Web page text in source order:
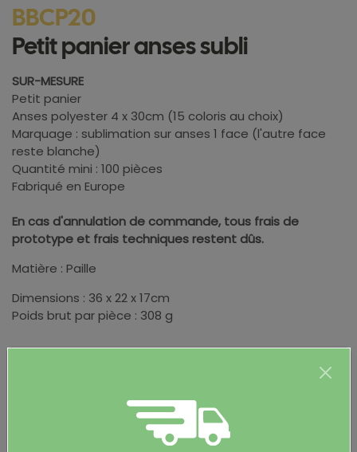
BBCP20
Petit panier anses subli
SUR-MESURE
Petit panier
Anses polyester 4 x 30cm (15 coloris au choix)
Marquage : sublimation sur anses 1 face (l'autre face
reste blanche)
Quantité mini : 100 pièces
Fabriqué en Europe
En cas d'annulation de commande, tous frais de
prototype et frais techniques restent dûs.
Matière : Paille
Dimensions : 36 x 22 x 17cm
Poids brut par pièce : 308 g
Informations complémentaires